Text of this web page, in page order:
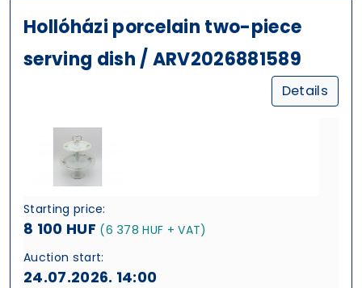
Hollóházi porcelain two-piece
serving dish / ARV2026881589
Details
Starting price:
8 100 HUF (6 378 HUF + VAT)
Auction start:
24.07.2026. 14:00